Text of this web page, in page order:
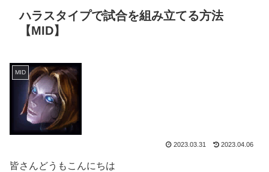
ハラスタイプで試合を組み立てる方法
【MID】
MID
2023.03.31 2023.04.06
皆さんどうもこんにちは